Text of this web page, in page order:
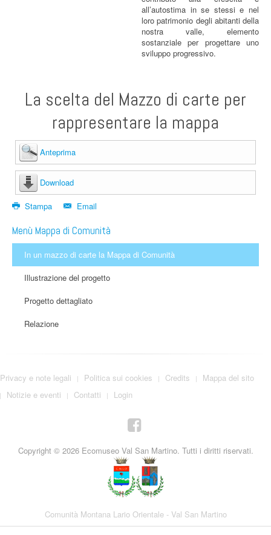
all’autostima in se stessi e nel
loro patrimonio degli abitanti della
nostra valle, elemento
sostanziale per progettare uno
sviluppo progressivo.
La scelta del Mazzo di carte per
rappresentare la mappa
Anteprima
Download
Stampa Email
Menù Mappa di Comunità
In un mazzo di carte la Mappa di Comunità
Illustrazione del progetto
Progetto dettagliato
Relazione
Privacy e note legali Politica sui cookies Credits
Mappa del sito
Notizie e eventi
Contatti Login
Copyright © 2026 Ecomuseo Val San Martino. Tutti i diritti riservati.
Comunità Montana Lario Orientale - Val San Martino